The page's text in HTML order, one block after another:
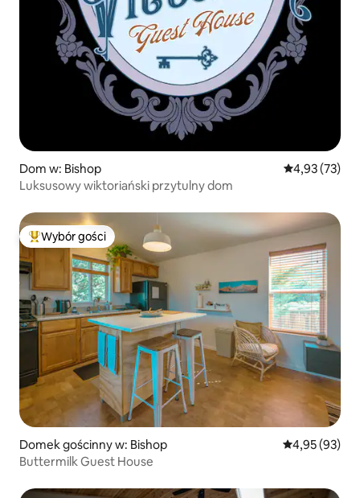
Dom w: Bishop Średnia
4,93 (73)
Luksusowy wiktoriański przytulny dom
Najpopularniejsze z kategorii Wybór gości
Wybór gości
Domek gościnny w: Bishop Średnia
4,95 (93)
Buttermilk Guest House